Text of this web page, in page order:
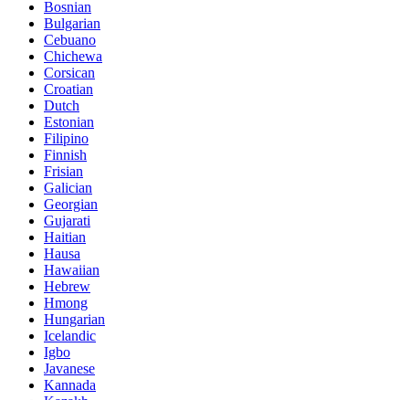
Bosnian
Bulgarian
Cebuano
Chichewa
Corsican
Croatian
Dutch
Estonian
Filipino
Finnish
Frisian
Galician
Georgian
Gujarati
Haitian
Hausa
Hawaiian
Hebrew
Hmong
Hungarian
Icelandic
Igbo
Javanese
Kannada